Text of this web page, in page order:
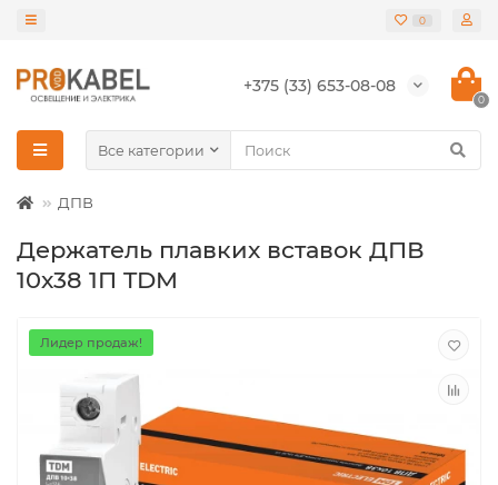
0
+375 (33) 653-08-08
0
Все категории
ДПВ
Держатель плавких вставок ДПВ
10х38 1П TDM
Лидер продаж!